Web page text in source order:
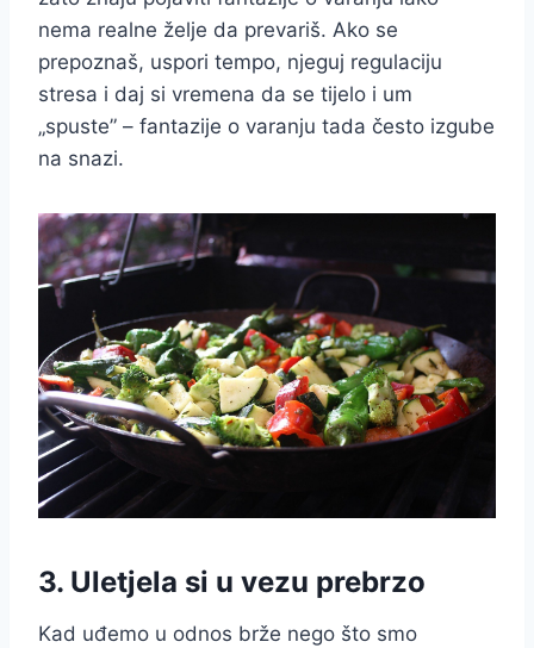
nema realne želje da prevariš. Ako se
prepoznaš, uspori tempo, njeguj regulaciju
stresa i daj si vremena da se tijelo i um
„spuste” – fantazije o varanju tada često izgube
na snazi.
3. Uletjela si u vezu prebrzo
Kad uđemo u odnos brže nego što smo